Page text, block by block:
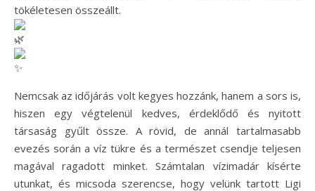
tökéletesen összeállt.
Nemcsak az időjárás volt kegyes hozzánk, hanem a sors is,
hiszen egy végtelenül kedves, érdeklődő és nyitott
társaság gyűlt össze. A rövid, de annál tartalmasabb
evezés során a víz tükre és a természet csendje teljesen
magával ragadott minket. Számtalan vízimadár kísérte
utunkat, és micsoda szerencse, hogy velünk tartott Ligi